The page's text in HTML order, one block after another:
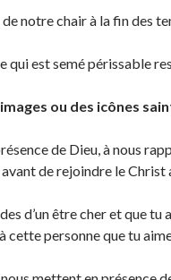
notre chair à la fin des
qui est semé périssable
ou des icônes
de Dieu, à nous
de rejoindre le
d’un être cher et que
cette personne que tu